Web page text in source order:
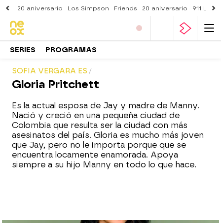
20 aniversario Los Simpson Friends 20 aniversario 911
SERIES PROGRAMAS
SOFIA VERGARA ES
Gloria Pritchett
Es la actual esposa de Jay y madre de Manny.
Nació y creció en una pequeña ciudad de
Colombia que resulta ser la ciudad con más
asesinatos del país. Gloria es mucho más joven
que Jay, pero no le importa porque que se
encuentra locamente enamorada. Apoya
siempre a su hijo Manny en todo lo que hace.